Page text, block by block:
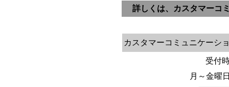
詳しくは、カスタマーコ
カスタマーコミュニケーシ
受付
月～金曜